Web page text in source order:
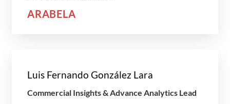
ARABELA
Luis Fernando González Lara
Commercial Insights & Advance Analytics Lead